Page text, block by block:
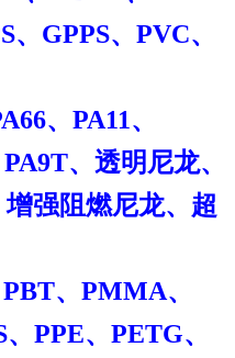
GPPS、PVC、
、PA11、
、透明尼龙、
强阻燃尼龙、超
、PMMA、
PPE、PETG、